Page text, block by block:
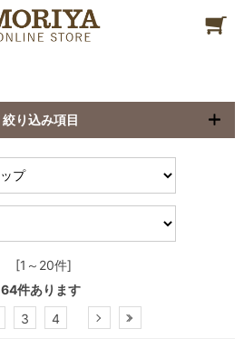
絞り込み項目
[1～20件]
64件あります
3 4